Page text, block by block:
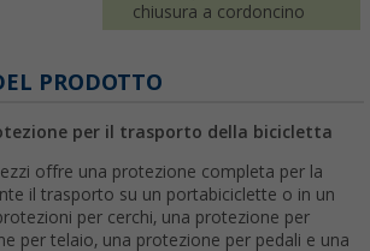
chiusura a cordoncino
PRODOTTO
per il trasporto della bicicletta
offre una protezione completa per la
il trasporto su un portabiciclette o in un
per cerchi, una protezione per
per telaio, una protezione per pedali e una